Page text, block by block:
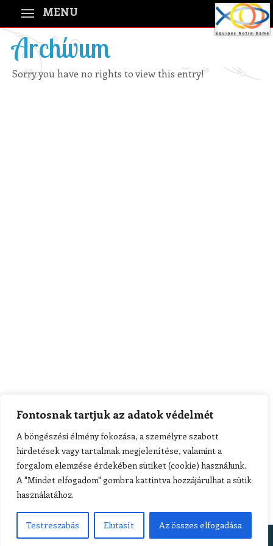
Fontosnak tartjuk az adatok védelmét
A böngészési élmény fokozása, a személyre szabott
hirdetések vagy tartalmak megjelenítése, valamint a
forgalom elemzése érdekében sütiket (cookie) használunk.
A "Mindet elfogadom" gombra kattintva hozzájárulhat a sütik
használatához.
Testreszabás Elutasít Az összes elfogadása
MENU
Archívum
Sorry you have no rights to view this entry!